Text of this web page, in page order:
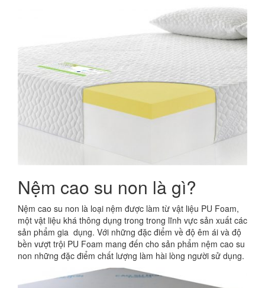
Nệm cao su non là gì?
Nệm cao su non là loại nệm được làm từ vật liệu PU Foam,
một vật liệu khá thông dụng trong trong lĩnh vực sản xuất các
sản phẩm gia dụng. Với những đặc điểm về độ êm ái và độ
bền vượt trội PU Foam mang đến cho sản phẩm nệm cao su
non những đặc điểm chất lượng làm hài lòng người sử dụng.